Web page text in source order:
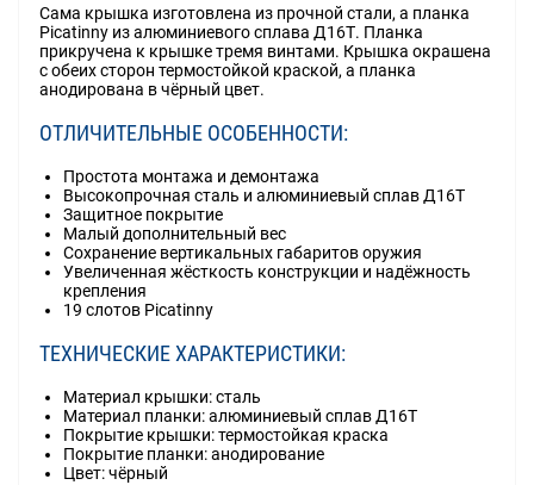
Сама крышка изготовлена из прочной стали, а планка
Picatinny из алюминиевого сплава Д16Т. Планка
прикручена к крышке тремя винтами. Крышка окрашена
с обеих сторон термостойкой краской, а планка
анодирована в чёрный цвет.
ОТЛИЧИТЕЛЬНЫЕ ОСОБЕННОСТИ:
Простота монтажа и демонтажа
Высокопрочная сталь и алюминиевый сплав Д16Т
Защитное покрытие
Малый дополнительный вес
Сохранение вертикальных габаритов оружия
Увеличенная жёсткость конструкции и надёжность
крепления
19 слотов Picatinny
ТЕХНИЧЕСКИЕ ХАРАКТЕРИСТИКИ:
Материал крышки: сталь
Материал планки: алюминиевый сплав Д16Т
Покрытие крышки: термостойкая краска
Покрытие планки: анодирование
Цвет: чёрный